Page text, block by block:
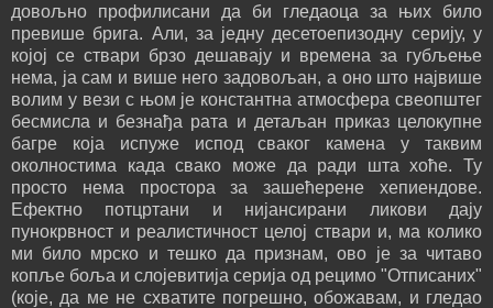
довољно профилисани да би гледаоца за њих било
превише брига. Али, за једну десетоепизодну серију, у
којој се ствари брзо дешавају и времена за губљење
нема, ја сам и више него задовољан, а оно што највише
волим у вези с њом је константна атмосфера свеопштег
бесмисла и безнађа рата и детаљан приказ целокупне
багре која испуже испод сваког камена у таквим
околностима када свако може да ради шта хоће. Ту
просто нема простора за зашећерене хепиендове.
Ефектно потцртани и нијансирани ликови дају
пунокрвност и реалистичност целој ствари и, ма колико
ми било мрско и тешко да признам, ово је за читаво
копље боља и слојевитија серија од рецимо "Отписаних"
(које, да ме не схватите погрешно, обожавам, и гледао